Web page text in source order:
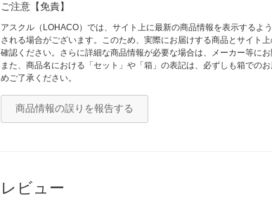
ご注意【免責】
アスクル（LOHACO）では、サイト上に最新の商品情報を表示する
される場合がございます。このため、実際にお届けする商品とサイト
確認ください。さらに詳細な商品情報が必要な場合は、メーカー等にお
また、商品名における「セット」や「箱」の表記は、必ずしも箱での
めご了承ください。
商品情報の誤りを報告する
レビュー